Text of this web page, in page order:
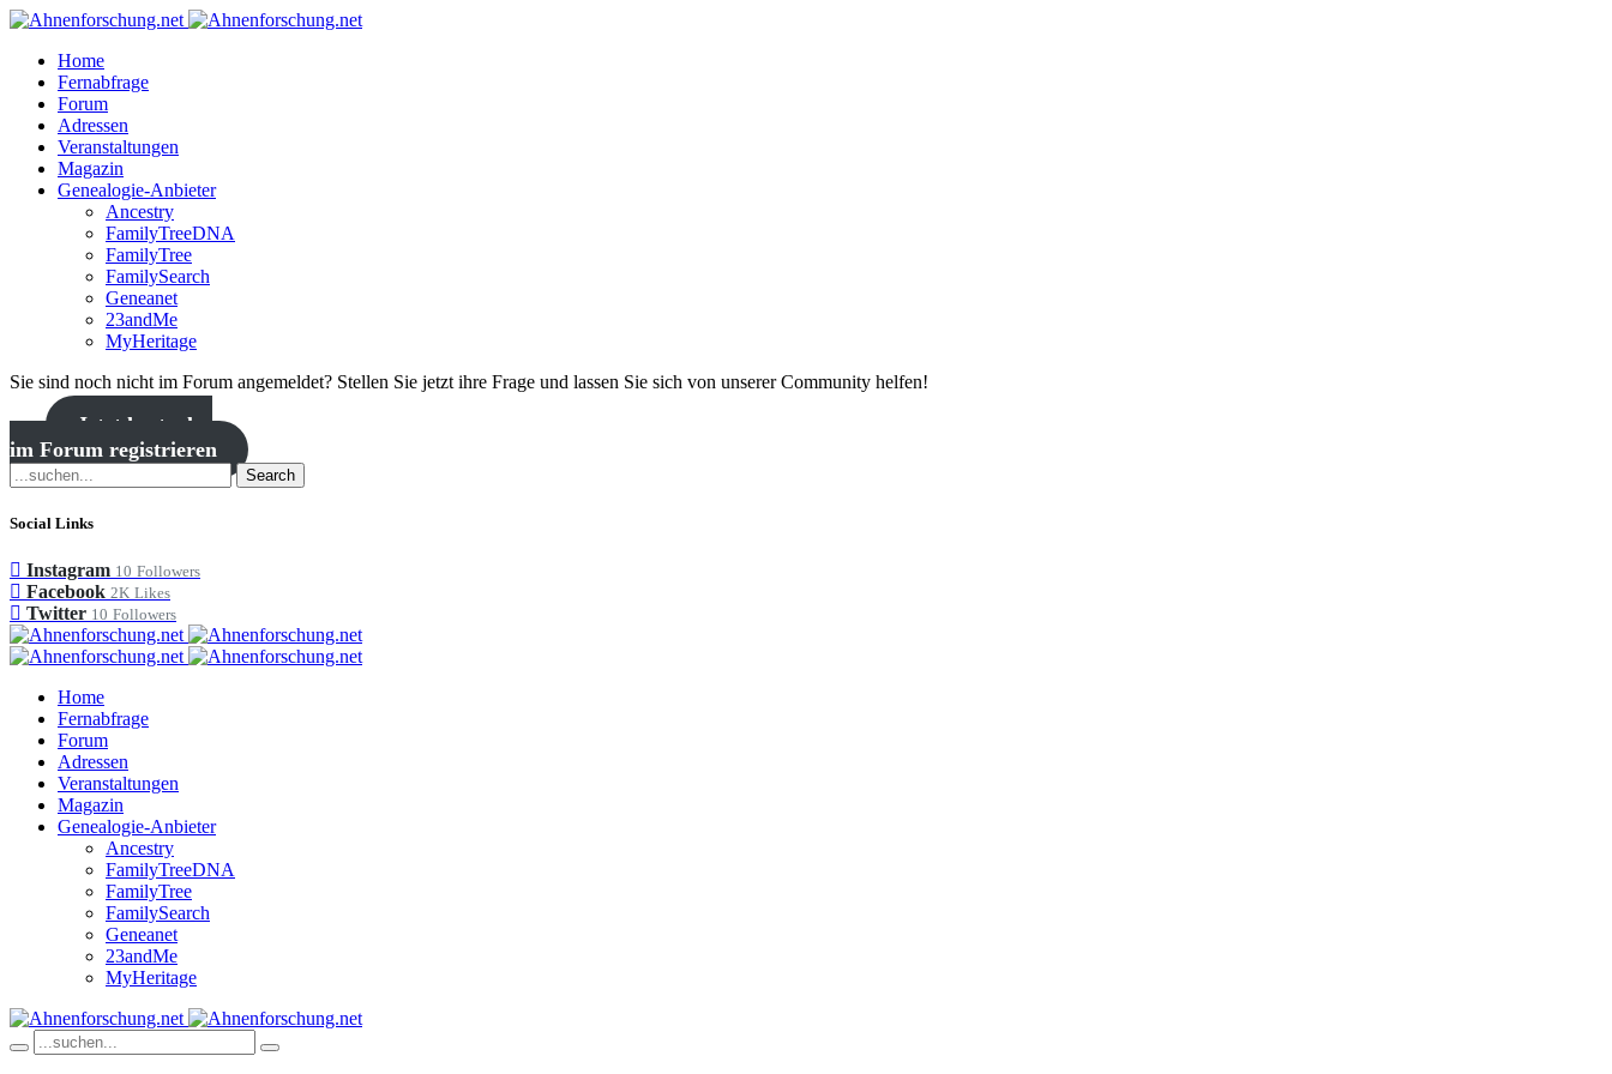
Home
Fernabfrage
Forum
Adressen
Veranstaltungen
Magazin
Genealogie-Anbieter
Ancestry
FamilyTreeDNA
FamilyTree
FamilySearch
Geneanet
23andMe
MyHeritage
Sie sind noch nicht im Forum angemeldet? Stellen Sie jetzt ihre Frage und lassen Sie sich von unserer Community helfen!
Jetzt kostenlos
im Forum registrieren
Search
Social Links
Instagram 10 Followers
Facebook 2K Likes
Twitter 10 Followers
Home
Fernabfrage
Forum
Adressen
Veranstaltungen
Magazin
Genealogie-Anbieter
Ancestry
FamilyTreeDNA
FamilyTree
FamilySearch
Geneanet
23andMe
MyHeritage